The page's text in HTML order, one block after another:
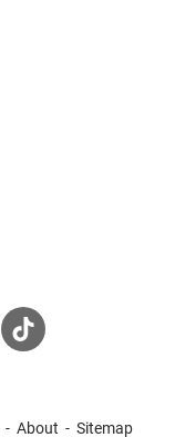
About Sitemap